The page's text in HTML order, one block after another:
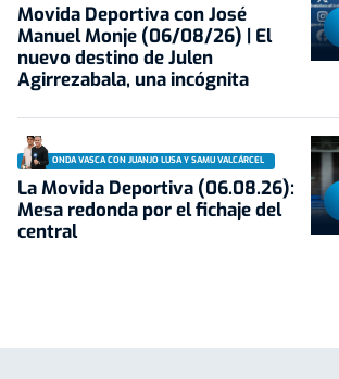
Movida Deportiva con José
Manuel Monje (06/08/26) | El
nuevo destino de Julen
Agirrezabala, una incógnita
ONDA VASCA CON JUANJO LUSA Y SAMU VALCÁRCEL
La Movida Deportiva (06.08.26):
Mesa redonda por el fichaje del
central